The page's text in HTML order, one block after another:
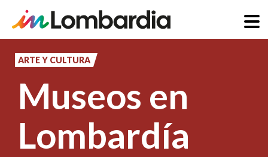
principal
ARTE Y CULTURA
Museos en
Lombardía